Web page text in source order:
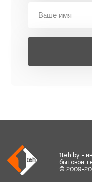
1teh.by -
бытовой
© 2009-